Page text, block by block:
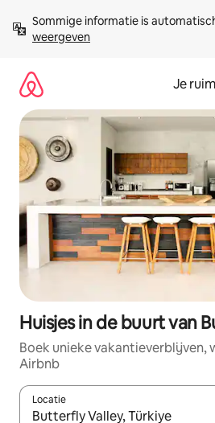
direct
naar
Sommige informatie is
weergeven
Je
Huisjes in de buurt van
Boek unieke vakantieverblijven,
Airbnb
Locatie
Wanneer er suggesties